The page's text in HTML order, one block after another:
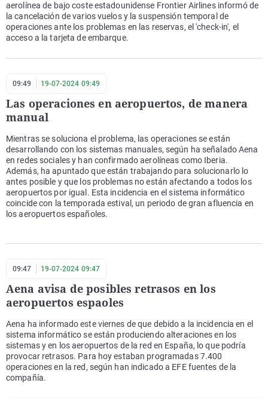
aerolínea de bajo coste estadounidense Frontier Airlines informó de
la cancelación de varios vuelos y la suspensión temporal de
operaciones ante los problemas en las reservas, el 'check-in', el
acceso a la tarjeta de embarque.
09:49 19-07-2024 09:49
Las operaciones en aeropuertos, de manera
manual
Mientras se soluciona el problema, las operaciones se están
desarrollando con los sistemas manuales, según ha señalado Aena
en redes sociales y han confirmado aerolíneas como Iberia.
Además, ha apuntado que están trabajando para solucionarlo lo
antes posible y que los problemas no están afectando a todos los
aeropuertos por igual. Esta incidencia en el sistema informático
coincide con la temporada estival, un periodo de gran afluencia en
los aeropuertos españoles.
09:47 19-07-2024 09:47
Aena avisa de posibles retrasos en los
aeropuertos espaoles
Aena ha informado este viernes de que debido a la incidencia en el
sistema informático se están produciendo alteraciones en los
sistemas y en los aeropuertos de la red en España, lo que podría
provocar retrasos. Para hoy estaban programadas 7.400
operaciones en la red, según han indicado a EFE fuentes de la
compañía.